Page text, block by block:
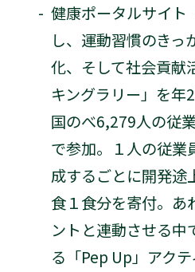
- 健康ポータルサイト
し、運動習慣のきっ
化、そして社会貢献
キングラリー」を
国のべ6,279人の従
で参加。１人の従
成するごとに開発途
食１食分を寄付。あ
ントと連動させる中
る「Pep Up」アク